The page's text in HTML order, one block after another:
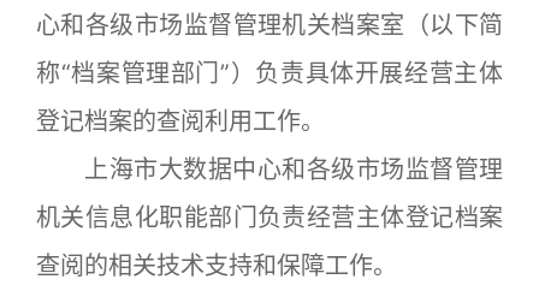
心和各级市场监督管理机关档案室（以下简
称“档案管理部门”）负责具体开展经营主体
登记档案的查阅利用工作。
上海市大数据中心和各级市场监督管理
机关信息化职能部门负责经营主体登记档案
查阅的相关技术支持和保障工作。